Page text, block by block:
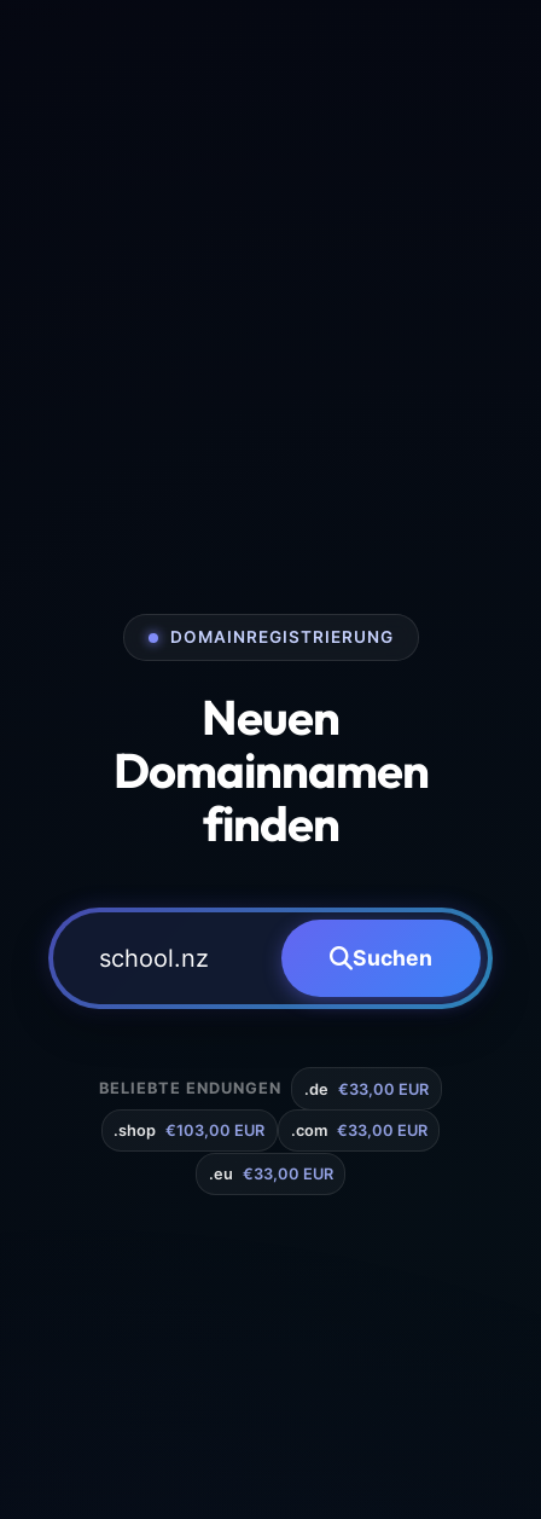
DOMAINREGISTRIERUNG
Neuen
Domainnamen
finden
Suchen
BELIEBTE ENDUNGEN .de €33,00 EUR
.shop €103,00 EUR .com €33,00 EUR
.eu €33,00 EUR